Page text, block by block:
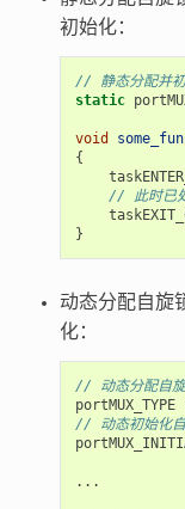
初始化：
// 静态分配并初
static
void
{
// 此时已
}
动态分配自旋
化：
// 动态分配自
portMUX_TYPE
// 动态初始化
...